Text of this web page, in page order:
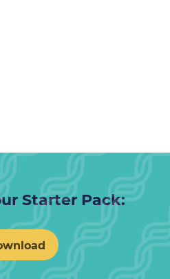
Starter Pack: